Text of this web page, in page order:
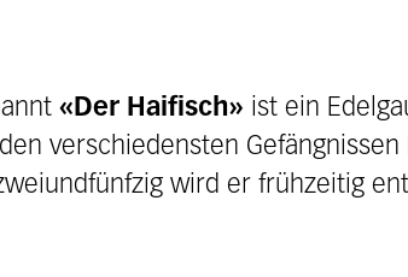
«Der Haifisch» ist ein
verschiedensten
wird er frühzeitig